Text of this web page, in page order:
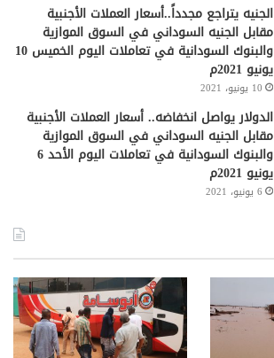
الجنيه يتراجع مجدداً..أسعار العملات الأجنبية
مقابل الجنيه السوداني في السوق الموازية
والبنوك السودانية في تعاملات اليوم الخميس 10
يونيو 2021م
10 يونيو، 2021
الدولار يواصل انخفاضه.. أسعار العملات الأجنبية
مقابل الجنيه السوداني في السوق الموازية
والبنوك السودانية في تعاملات اليوم الأحد 6
يونيو 2021م
6 يونيو، 2021